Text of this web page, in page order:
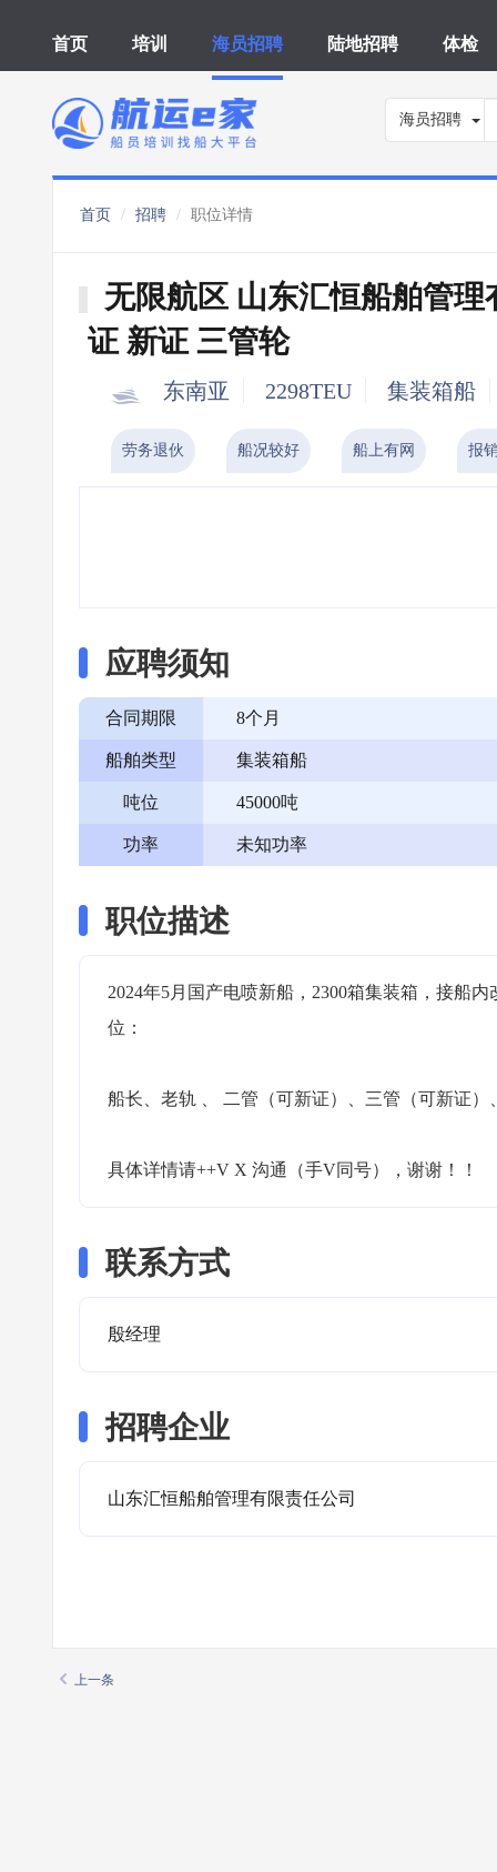
首页 培训 海员招聘 陆地招聘 体检
海员招聘
首页 招聘 职位详情
无限航区 山东汇恒船舶管
证 新证 三管轮
东南亚 2298TEU 集装箱船
劳务退伙 船况较好 船上有网 报
应聘须知
合同期限 8个月
船舶类型 集装箱船
吨位 45000吨
功率 未知功率
职位描述
2024年5月国产电喷新船，2300箱集装箱，接船
位：
船长、老轨 、 二管（可新证）、三管（可新证
具体详情请++V X 沟通（手V同号），谢谢！！
联系方式
殷经理
招聘企业
山东汇恒船舶管理有限责任公司
上一条